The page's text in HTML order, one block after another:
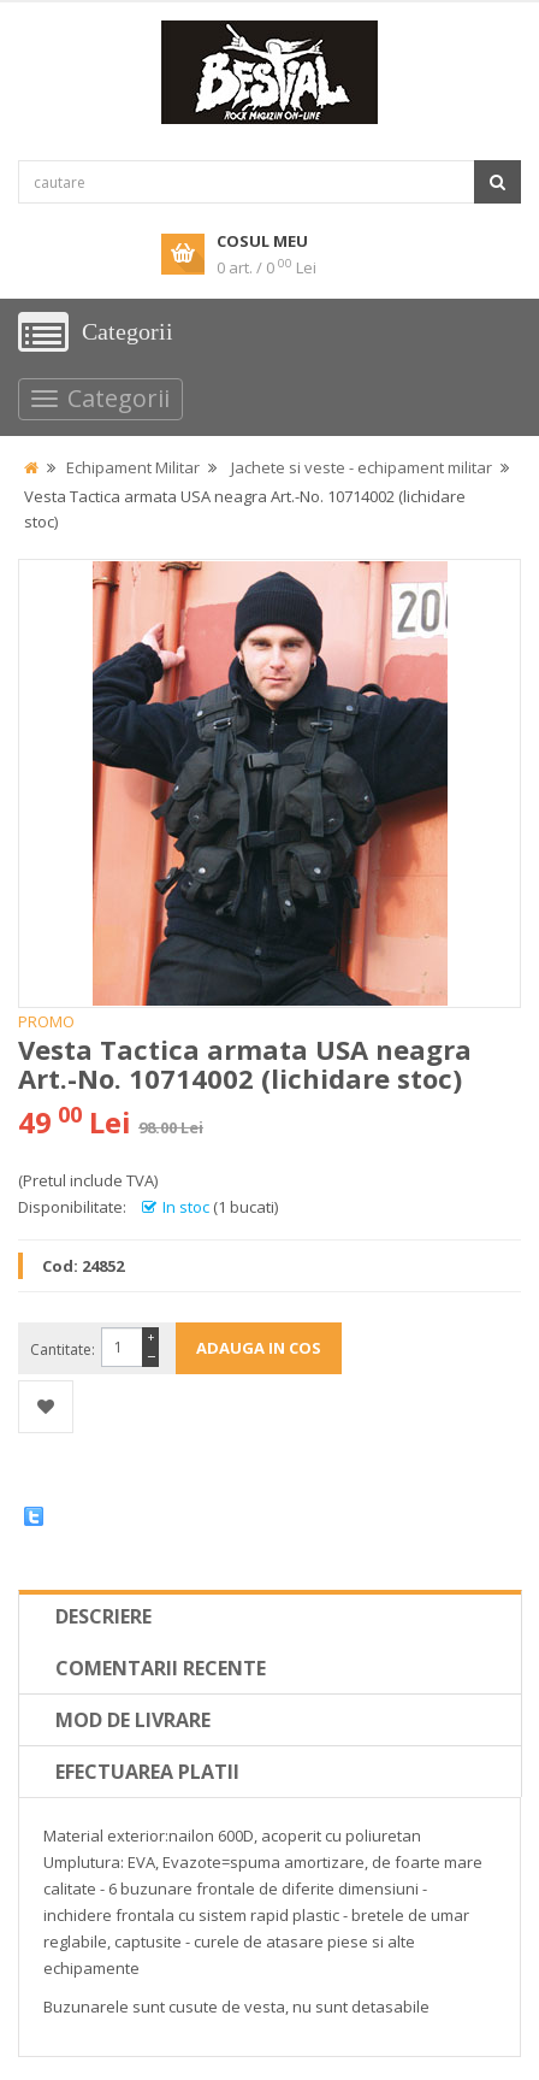
COSUL MEU
0 art. / 0 00 Lei
Categorii
Categorii
Echipament Militar
Jachete si veste - echipament militar
Vesta Tactica armata USA neagra Art.-No. 10714002 (lichidare
stoc)
PROMO
Vesta Tactica armata USA neagra
Art.-No. 10714002 (lichidare stoc)
49 00 Lei 98.00 Lei
(Pretul include TVA)
Disponibilitate:
In stoc (1 bucati)
Cod: 24852
Cantitate: −
+
DESCRIERE
COMENTARII RECENTE
MOD DE LIVRARE
EFECTUAREA PLATII
Material exterior:nailon 600D, acoperit cu poliuretan
Umplutura: EVA, Evazote=spuma amortizare, de foarte mare
calitate - 6 buzunare frontale de diferite dimensiuni -
inchidere frontala cu sistem rapid plastic - bretele de umar
reglabile, captusite - curele de atasare piese si alte
echipamente
Buzunarele sunt cusute de vesta, nu sunt detasabile